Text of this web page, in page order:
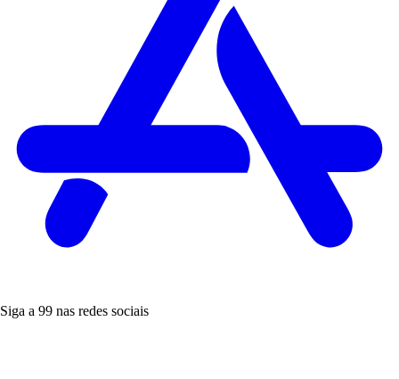
Siga a 99 nas redes sociais